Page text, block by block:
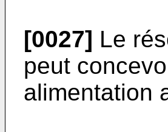
[0027] Le
peut
alimentation